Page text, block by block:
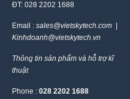
ĐT: 028 2202 1688
Email : sales@vietskytech.com |
Kinhdoanh@vietskytech.vn
Thông tin sản phẩm và hỗ trợ kĩ
thuật
Phone : 028 2202 1688